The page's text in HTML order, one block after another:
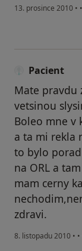
13. prosince 2010 • •
Pacient
Mate pravdu
vetsinou
Boleo mne v
a ta mi rekla
to bylo porad
na ORL a
mam cerny
zdravi.
8. listopadu 2010 • •